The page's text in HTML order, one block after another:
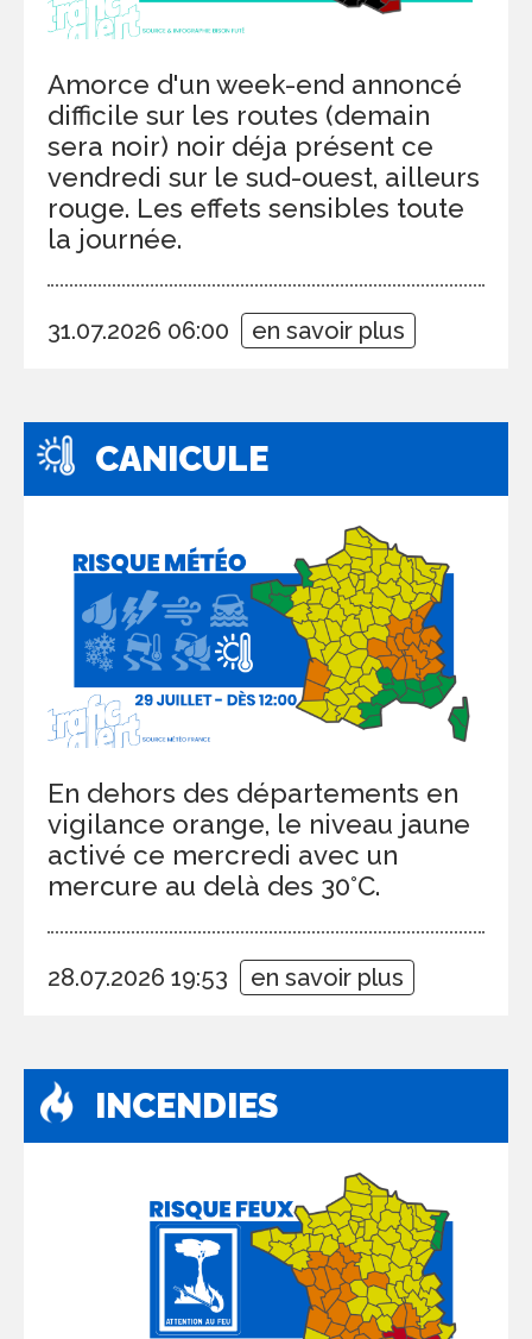
Amorce d'un week-end annoncé
difficile sur les routes (demain
sera noir) noir déja présent ce
vendredi sur le sud-ouest, ailleurs
rouge. Les effets sensibles toute
la journée.
31.07.2026 06:00 en savoir plus
CANICULE
En dehors des départements en
vigilance orange, le niveau jaune
activé ce mercredi avec un
mercure au delà des 30°C.
28.07.2026 19:53 en savoir plus
INCENDIES